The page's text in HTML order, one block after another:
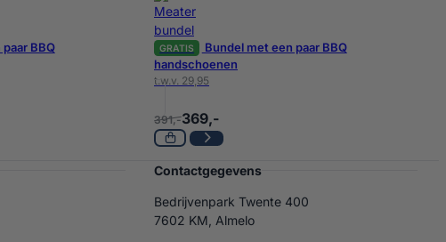
BBQ
GRATIS
Bundel met een paar BBQ
handschoenen
t.w.v. 29,95
391,-369,-
Contactgegevens
Bedrijvenpark Twente 400
7602 KM, Almelo